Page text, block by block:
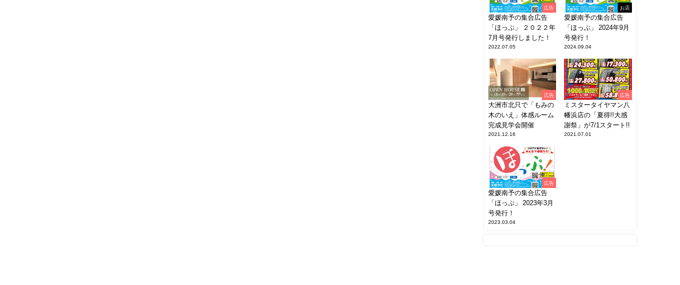
広告
愛媛南予の集合広告
「ほっぷ」 ２０２２年
7月号発行しました！
2022.07.05
お店
愛媛南予の集合広告
「ほっぷ」 2024年9月
号発行！
2024.09.04
広告
大洲市北只で「もみの
木のいえ」体感ルーム
完成見学会開催
2021.12.16
広告
ミスタータイヤマン八
幡浜店の「夏得!!大感
謝祭」が7/1スタート!!
2021.07.01
広告
愛媛南予の集合広告
「ほっぷ」 2023年3月
号発行！
2023.03.04